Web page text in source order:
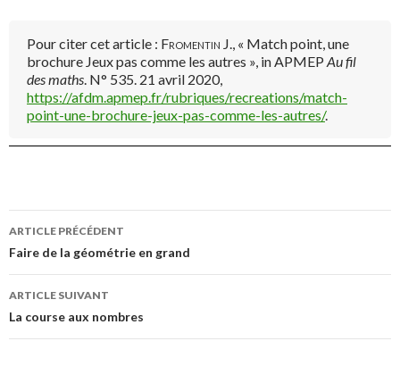
Pour citer cet article : Fromentin J., « Match point, une
brochure Jeux pas comme les autres », in APMEP Au fil
des maths. N° 535. 21 avril 2020,
https://afdm.apmep.fr/rubriques/recreations/match-
point-une-brochure-jeux-pas-comme-les-autres/.
Navigation
des
articles
ARTICLE PRÉCÉDENT
Faire de la géométrie en grand
ARTICLE SUIVANT
La course aux nombres